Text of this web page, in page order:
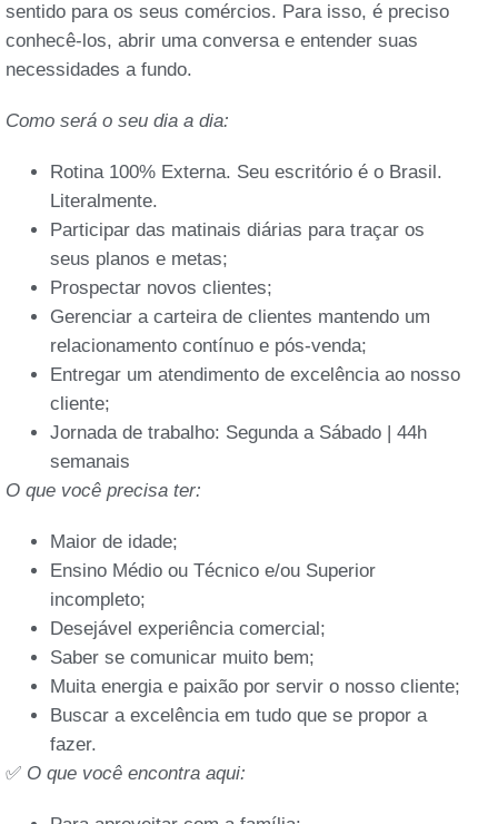
sentido para os seus comércios. Para isso, é preciso
conhecê-los, abrir uma conversa e entender suas
necessidades a fundo.
Como será o seu dia a dia:
Rotina 100% Externa. Seu escritório é o Brasil.
Literalmente.
Participar das matinais diárias para traçar os
seus planos e metas;
Prospectar novos clientes;
Gerenciar a carteira de clientes mantendo um
relacionamento contínuo e pós-venda;
Entregar um atendimento de excelência ao nosso
cliente;
Jornada de trabalho: Segunda a Sábado | 44h
semanais
O que você precisa ter:
Maior de idade;
Ensino Médio ou Técnico e/ou Superior
incompleto;
Desejável experiência comercial;
Saber se comunicar muito bem;
Muita energia e paixão por servir o nosso cliente;
Buscar a excelência em tudo que se propor a
fazer.
✅ O que você encontra aqui: